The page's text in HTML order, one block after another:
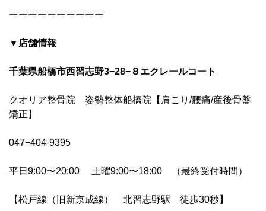
ーーーーーーーーーー
▼店舗情報
千葉県船橋市西習志野3−28−８エクレールコート
クオリア整骨院 姿勢整体船橋院【肩こり/腰痛/産後骨盤
矯正】
047−404-9395
平日9:00〜20:00 土曜9:00〜18:00 （最終受付時間）
【松戸線（旧新京成線） 北習志野駅 徒歩30秒】